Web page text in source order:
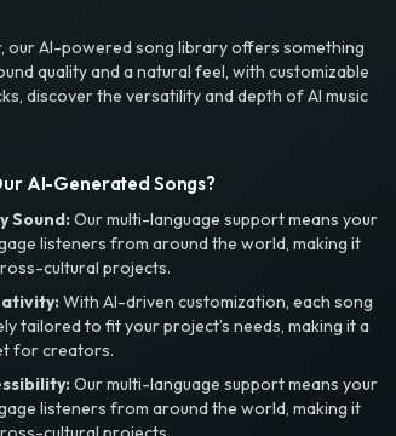
our AI-powered song library offers something
quality and a natural feel, with customizable
discover the versatility and depth of AI music
AI-Generated Songs?
Sound:Our multi-language support means your
listeners from around the world, making it
cultural projects.
With AI-driven customization, each song
tailored to fit your project’s needs, making it a
for creators.
Our multi-language support means your
listeners from around the world, making it